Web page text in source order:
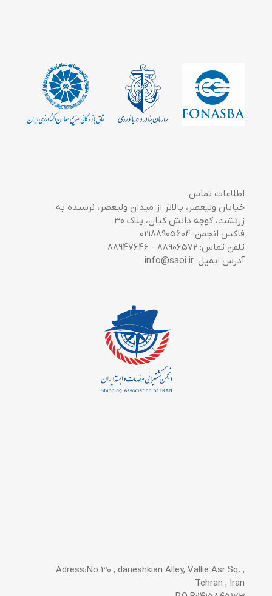
اطلاعات تماس:
خیابان ولیعصر، بالاتر از میدان ولیعصر، نرسیده به
زرتشت، کوچه دانش کیان، پلاک 30
فاکس انجمن: 02188905604
تلفن تماس: 88906572 - 88947646
آدرس ایمیل: info@saoi.ir
Adress:No.30 , daneshkian Alley, Vallie Asr Sq. ,
Tehran , Iran